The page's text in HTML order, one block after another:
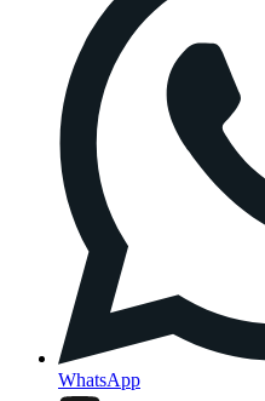
WhatsApp